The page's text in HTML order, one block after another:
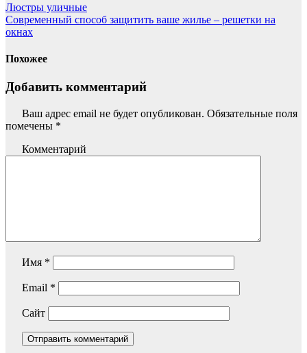
Люстры уличные
Современный способ защитить ваше жилье – решетки на
окнах
Похожее
Добавить комментарий
Ваш адрес email не будет опубликован. Обязательные поля
помечены *
Комментарий
Имя *
Email *
Сайт